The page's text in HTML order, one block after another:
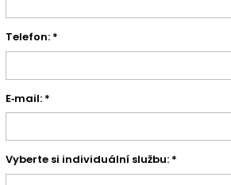
Telefon: *
E‑mail: *
Vyberte si individuální službu: *